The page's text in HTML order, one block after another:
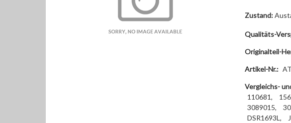
Zustand:
Qualitäts-
Originalteil-
Artikel-Nr.:
Vergleichs-
110681,
3089015,
DSR1693L,